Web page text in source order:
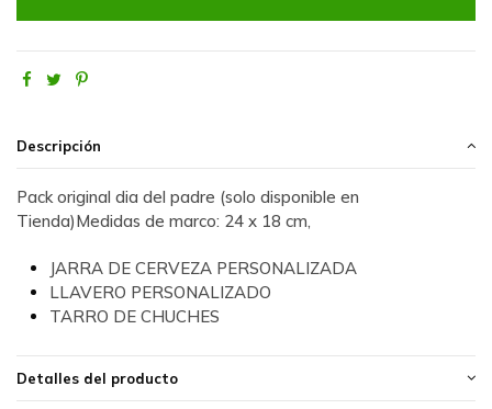
Descripción
Pack original dia del padre (solo disponible en
Tienda)Medidas de marco: 24 x 18 cm,
JARRA DE CERVEZA PERSONALIZADA
LLAVERO PERSONALIZADO
TARRO DE CHUCHES
Detalles del producto